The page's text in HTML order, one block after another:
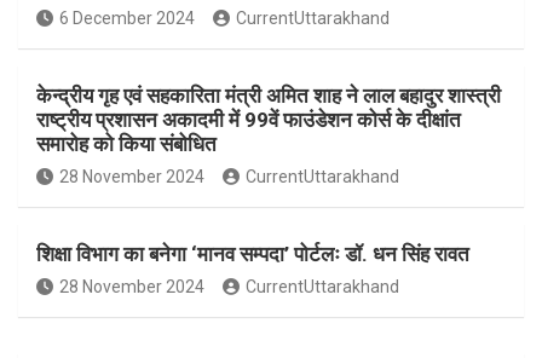
6 December 2024 CurrentUttarakhand
केन्द्रीय गृह एवं सहकारिता मंत्री अमित शाह ने लाल बहादुर शास्त्री
राष्ट्रीय प्रशासन अकादमी में 99वें फाउंडेशन कोर्स के दीक्षांत
समारोह को किया संबोधित
28 November 2024 CurrentUttarakhand
शिक्षा विभाग का बनेगा ‘मानव सम्पदा’ पोर्टलः डॉ. धन सिंह रावत
28 November 2024 CurrentUttarakhand